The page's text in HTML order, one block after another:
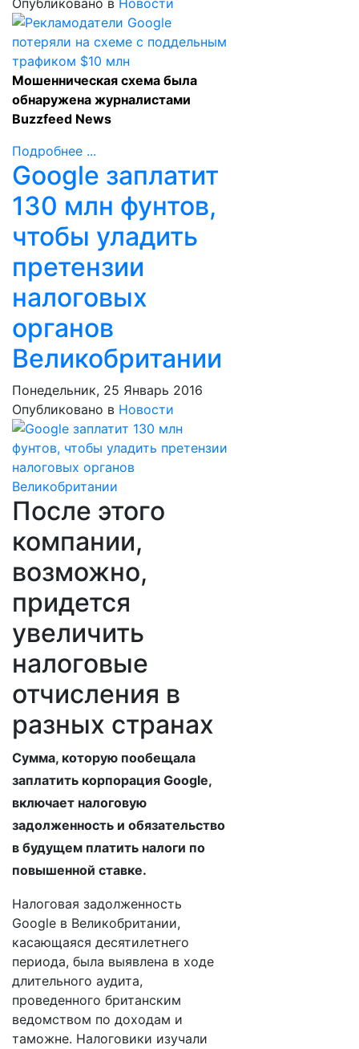
Опубликовано в Новости
Мошенническая схема была
обнаружена журналистами
Buzzfeed News
Подробнее ...
Google заплатит
130 млн фунтов,
чтобы уладить
претензии
налоговых
органов
Великобритании
Понедельник, 25 Январь 2016
Опубликовано в Новости
После этого
компании,
возможно,
придется
увеличить
налоговые
отчисления в
разных странах
Сумма, которую пообещала
заплатить корпорация Google,
включает налоговую
задолженность и обязательство
в будущем платить налоги по
повышенной ставке.
Налоговая задолженность
Google в Великобритании,
касающаяся десятилетнего
периода, была выявлена в ходе
длительного аудита,
проведенного британским
ведомством по доходам и
таможне. Налоговики изучали